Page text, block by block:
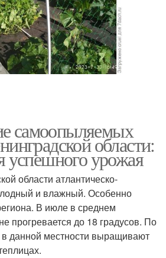
самоопыляемых
области:
успешного урожая
области атлантическо-
и влажный. Особенно
В июле в среднем
прогревается до 18 градусов. По
в данной местности выращивают